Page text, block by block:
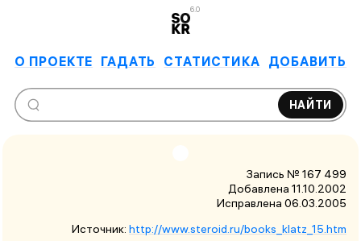
6.0
О ПРОЕКТЕ ГАДАТЬ СТАТИСТИКА ДОБАВИТЬ
НАЙТИ
Запись № 167 499
Добавлена 11.10.2002
Исправлена 06.03.2005
Источник: http://www.steroid.ru/books_klatz_15.htm